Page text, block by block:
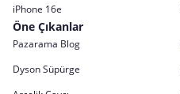
iPhone 16e
Öne Çıkanlar
Pazarama Blog
Dyson Süpürge